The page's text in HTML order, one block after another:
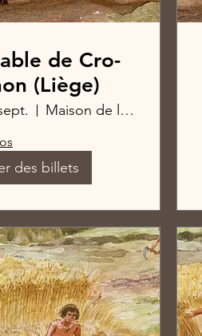
de Cro-
(Liège)
Maison de la Presse de Liège
des billets